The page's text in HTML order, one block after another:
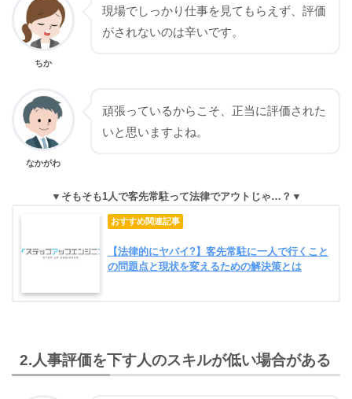
ちか
現場でしっかり仕事を見てもらえず、評価
がされないのは辛いです。
なかがわ
頑張っているからこそ、正当に評価された
いと思いますよね。
そもそも1人で客先常駐って法律でアウトじゃ…？
【法律的にヤバイ?】客先常駐に一人で行くこと
の問題点と現状を変えるための解決策とは
2.人事評価を下す人のスキルが低い場合がある